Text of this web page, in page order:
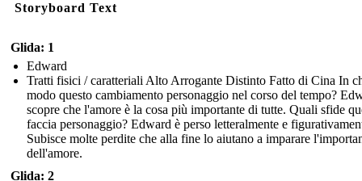
Storyboard Text
Glida: 1
Edward
Tratti fisici / caratteriali Alto Arrogante Distinto Fatto di Cina In
modo questo cambiamento personaggio nel corso del tempo?
scopre che l'amore è la cosa più importante di tutte. Quali sfide
faccia personaggio? Edward è perso letteralmente e
Subisce molte perdite che alla fine lo aiutano a imparare
dell'amore.
Glida: 2